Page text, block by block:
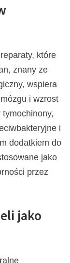
które
znany ze
wspiera
i wzrost
i
dodatkiem do
jako
przez
jako